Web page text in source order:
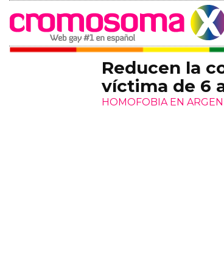
Reducen la
víctima de 6
HOMOFOBIA EN